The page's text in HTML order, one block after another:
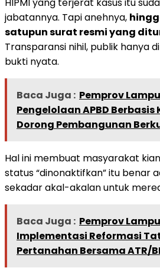
jabatannya. Tapi anehnya,
satupun surat resmi yang
Transparansi nihil, publik hanya
bukti nyata.
Baca Juga : Pemprov
Pengelolaan APBD
Dorong Pembangunan
Hal ini membuat masyarakat
status “dinonaktifkan” itu benar
sekadar akal-akalan untuk
Baca Juga : Pemprov
Implementasi Reformasi
Pertanahan Bersama ATR/